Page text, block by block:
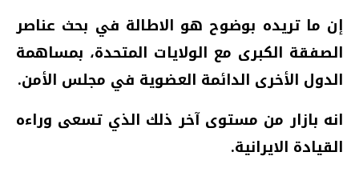
إن ما تريده بوضوح هو الاطالة في بحث عناصر
الصفقة الكبرى مع الولايات المتحدة، بمساهمة
الدول الأخرى الدائمة العضوية في مجلس الأمن.
انه بازار من مستوى آخر ذلك الذي تسعى وراءه
القيادة الايرانية.